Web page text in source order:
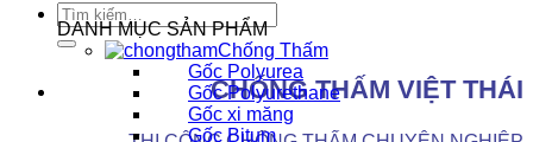
Tìm
kiếm:
CHỐNG THẤM VIỆT THÁI
DANH MỤC SẢN PHẨM
Chống Thấm
Gốc Polyurea
Gốc Polyurethane
Gốc xi măng
Gốc Bitum